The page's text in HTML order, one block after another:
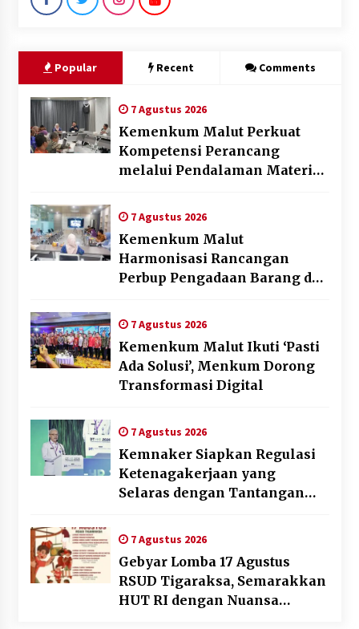
Popular Recent Comments
7 Agustus 2026
Kemenkum Malut Perkuat
Kompetensi Perancang
melalui Pendalaman Materi
Daerah
7 Agustus 2026
Kemenkum Malut
Harmonisasi Rancangan
Perbup Pengadaan Barang dan
7 Agustus 2026
Kemenkum Malut Ikuti ‘Pasti
Ada Solusi’, Menkum Dorong
Transformasi Digital
7 Agustus 2026
Kemnaker Siapkan Regulasi
Ketenagakerjaan yang
Selaras dengan Tantangan
7 Agustus 2026
Gebyar Lomba 17 Agustus
RSUD Tigaraksa, Semarakkan
HUT RI dengan Nuansa